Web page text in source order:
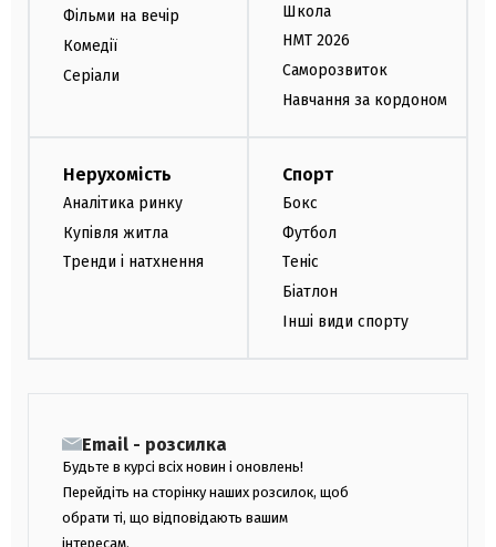
Фільми на вечір
Комедії
Серіали
Школа
НМТ 2026
Саморозвиток
Навчання за кордоном
Нерухомість
Аналітика ринку
Купівля житла
Тренди і натхнення
Спорт
Бокс
Футбол
Теніс
Біатлон
Інші види спорту
Email - розсилка
Будьте в курсі всіх новин і оновлень!
Перейдіть на сторінку наших розсилок, щоб
обрати ті, що відповідають вашим
інтересам.